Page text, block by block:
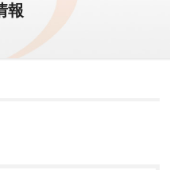
報